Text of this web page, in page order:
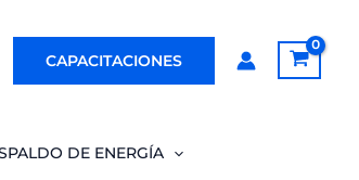
CAPACITACIONES
DE ENERGÍA